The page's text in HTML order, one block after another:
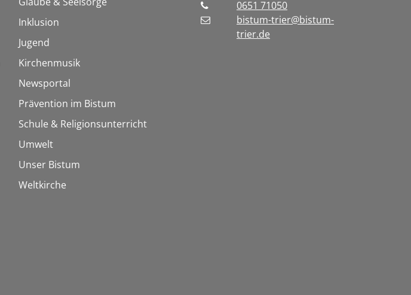
Inklusion
Jugend
Kirchenmusik
Newsportal
Prävention im Bistum
Schule & Religionsunterricht
Umwelt
Unser Bistum
Weltkirche
0651 71050
bistum-trier@bistum-
trier.de